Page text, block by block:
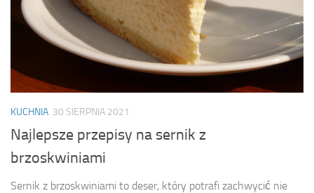
KUCHNIA 30 SIERPNIA 2021
Najlepsze przepisy na sernik z
brzoskwiniami
Sernik z brzoskwiniami to deser, który potrafi zachwycić nie